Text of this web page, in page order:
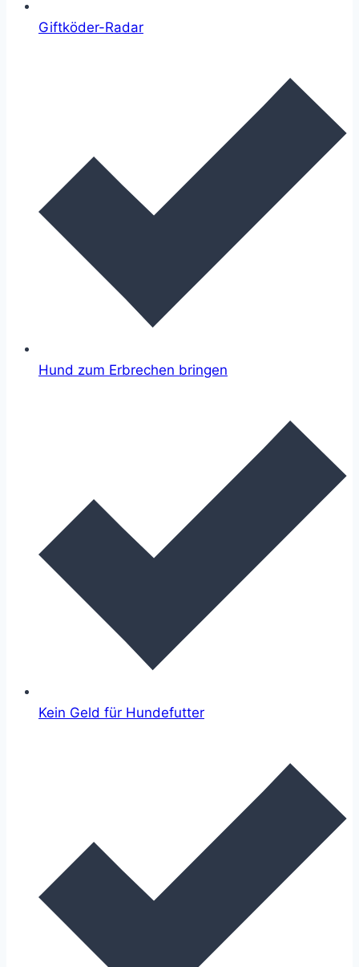
Giftköder-Radar
Hund zum Erbrechen bringen
Kein Geld für Hundefutter